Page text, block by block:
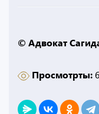
© Адвокат
Просмотрты: